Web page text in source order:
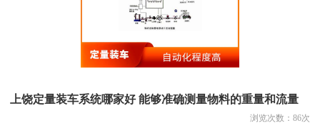
上饶定量装车系统哪家好 能够准确测量物料的重量和流量
浏览次数： 86次